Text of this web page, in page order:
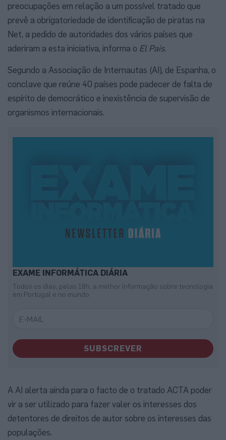
preocupações em relação a um possível tratado que
prevê a obrigatoriedade de identificação de piratas na
Net, a pedido de autoridades dos vários países que
aderiram a esta iniciativa, informa o El Pais.
Segundo a Associação de Internautas (AI), de Espanha, o
conclave que reúne 40 países pode padecer de falta de
espírito de democrático e inexistência de supervisão de
organismos internacionais.
EXAME INFORMÁTICA DIÁRIA
Todos os dias, pelas 18h, a melhor informação sobre tecnologia
em Portugal e no mundo
SUBSCREVER
A AI alerta ainda para o facto de o tratado ACTA poder
vir a ser utilizado para fazer valer os interesses dos
detentores de direitos de autor sobre os interesses das
populações.